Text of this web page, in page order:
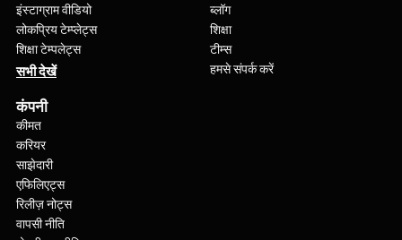
इंस्टाग्राम वीडियो
लोकप्रिय टेम्प्लेट्स
शिक्षा टेम्पलेट्स
सभी देखें
ब्लॉग
शिक्षा
टीम्स
हमसे संपर्क करें
कंपनी
कीमत
करियर
साझेदारी
एफिलिएट्स
रिलीज़ नोट्स
वापसी नीति